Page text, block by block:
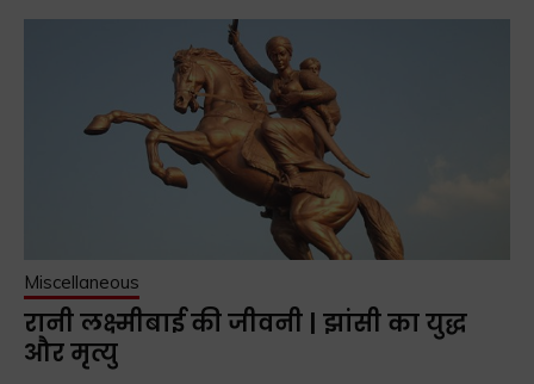
Miscellaneous
रानी लक्ष्मीबाई की जीवनी | झांसी का युद्ध
और मृत्यु